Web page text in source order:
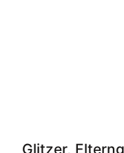
Glitzer,